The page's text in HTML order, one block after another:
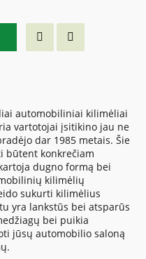
automobiliniai kilimėliai
vartotojai įsitikino jau ne
dar 1985 metais. Šie
būtent konkrečiam
dugno formą bei
kilimėlių
sukurti kilimėlius
yra lankstūs bei atsparūs
bei puikia
jūsų automobilio saloną